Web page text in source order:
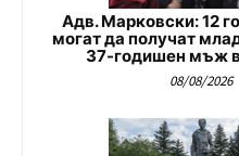
Адв. Марковски: 12
могат да получат
37-годишен мъж
08/08/2026